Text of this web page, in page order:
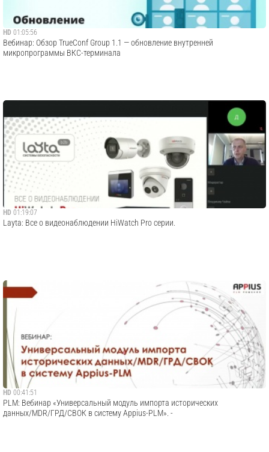
HD 01:05:56
Вебинар: Обзор TrueConf Group 1.1 — обновление внутренней
микропрограммы ВКС-терминала
HD 01:19:07
Layta: Все о видеонаблюдении HiWatch Pro серии.
HD 00:41:51
PLM: Вебинар «Универсальный модуль импорта исторических
данных/MDR/ГРД/СВОК в систему Appius-PLM». -